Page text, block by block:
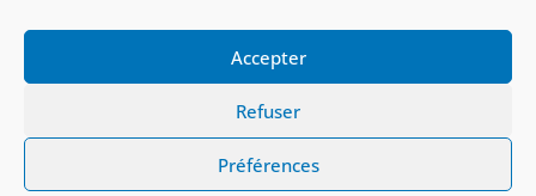
Accepter
Refuser
Préférences
Lire la suite ...
Politique De Confidentialité
Mentions Légales